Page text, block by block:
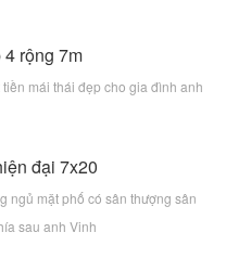
mái thái đẹp cho gia đình anh
ngủ mặt phố có sân thượng sân
sau anh Vinh